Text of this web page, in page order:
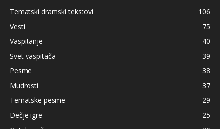
Tematski dramski tekstovi
106
Vesti
75
Vaspitanje
40
Svet vaspitača
39
Pesme
38
Mudrosti
37
Tematske pesme
29
Dečje igre
25